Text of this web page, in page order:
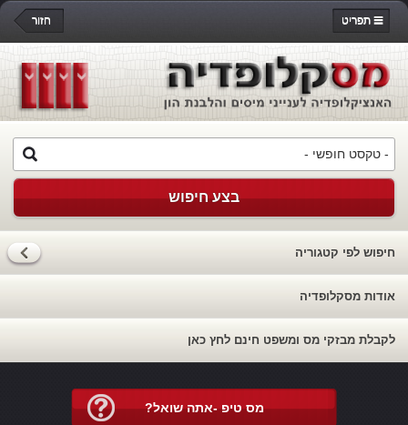
חזור תפריט
בצע חיפוש
חיפוש לפי קטגוריה
אודות מסקלופדיה
לקבלת מבזקי מס ומשפט חינם לחץ כאן
מס טיפ -אתה שואל?